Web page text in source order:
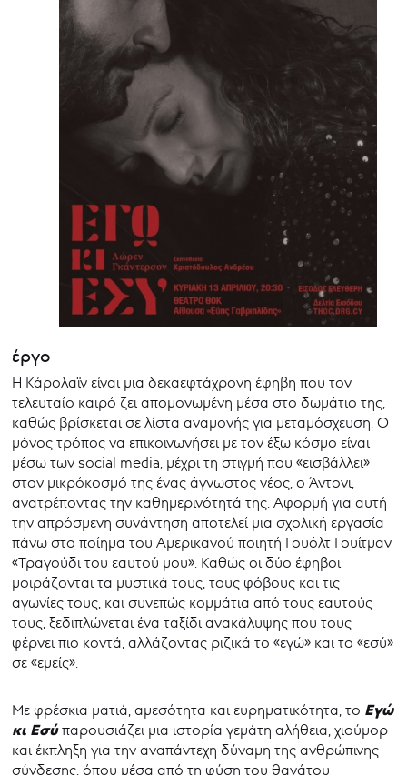
έργο
Η Κάρολαϊν είναι μια δεκαεφτάχρονη έφηβη που τον
τελευταίο καιρό ζει απομονωμένη μέσα στο δωμάτιο της,
καθώς βρίσκεται σε λίστα αναμονής για μεταμόσχευση. Ο
μόνος τρόπος να επικοινωνήσει με τον έξω κόσμο είναι
μέσω των social media, μέχρι τη στιγμή που «εισβάλλει»
στον μικρόκοσμό της ένας άγνωστος νέος, ο Άντονι,
ανατρέποντας την καθημερινότητά της. Αφορμή για αυτή
την απρόσμενη συνάντηση αποτελεί μια σχολική εργασία
πάνω στο ποίημα του Αμερικανού ποιητή Γουόλτ Γουίτμαν
«Τραγούδι του εαυτού μου». Καθώς οι δύο έφηβοι
μοιράζονται τα μυστικά τους, τους φόβους και τις
αγωνίες τους, και συνεπώς κομμάτια από τους εαυτούς
τους, ξεδιπλώνεται ένα ταξίδι ανακάλυψης που τους
φέρνει πιο κοντά, αλλάζοντας ριζικά το «εγώ» και το «εσύ»
σε «εμείς».
Με φρέσκια ματιά, αμεσότητα και ευρηματικότητα, το Εγώ
κι Εσύπαρουσιάζει μια ιστορία γεμάτη αλήθεια, χιούμορ
και έκπληξη για την αναπάντεχη δύναμη της ανθρώπινης
σύνδεσης, όπου μέσα από τη φύση του θανάτου